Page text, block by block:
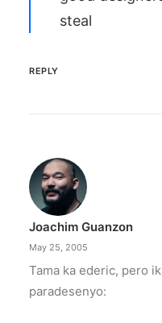
steal
REPLY
Joachim Guanzon
May 25, 2005
Tama ka ederic, pero
paradesenyo: